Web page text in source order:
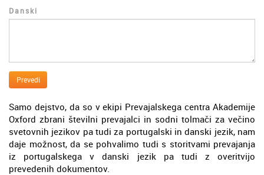
Danski
Prevedi
Samo dejstvo, da so v ekipi Prevajalskega centra Akademije
Oxford zbrani številni prevajalci in sodni tolmači za večino
svetovnih jezikov pa tudi za portugalski in danski jezik, nam
daje možnost, da se pohvalimo tudi s storitvami prevajanja
iz portugalskega v danski jezik pa tudi z overitvijo
prevedenih dokumentov.